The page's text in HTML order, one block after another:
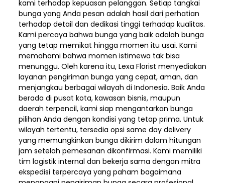
kami terhadap kepuasan pelanggan. Setiap tangkai
bunga yang Anda pesan adalah hasil dari perhatian
terhadap detail dan dedikasi tinggi terhadap kualitas.
Kami percaya bahwa bunga yang baik adalah bunga
yang tetap memikat hingga momen itu usai. Kami
memahami bahwa momen istimewa tak bisa
menunggu. Oleh karena itu, Lexa Florist menyediakan
layanan pengiriman bunga yang cepat, aman, dan
menjangkau berbagai wilayah di Indonesia. Baik Anda
berada di pusat kota, kawasan bisnis, maupun
daerah terpencil, kami siap mengantarkan bunga
pilihan Anda dengan kondisi yang tetap prima. Untuk
wilayah tertentu, tersedia opsi same day delivery
yang memungkinkan bunga dikirim dalam hitungan
jam setelah pemesanan dikonfirmasi. Kami memiliki
tim logistik internal dan bekerja sama dengan mitra
ekspedisi terpercaya yang paham bagaimana